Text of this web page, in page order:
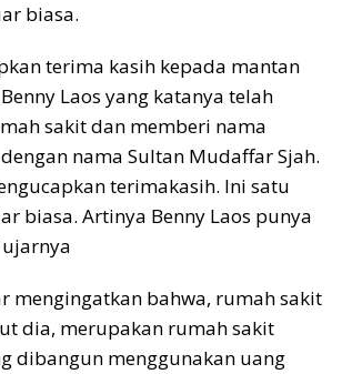
biasa.
terima kasih kepada mantan
Laos yang katanya telah
sakit dan memberi nama
nama Sultan Mudaffar Sjah.
terimakasih. Ini satu
biasa. Artinya Benny Laos punya
mengingatkan bahwa, rumah sakit
dia, merupakan rumah sakit
dibangun menggunakan uang